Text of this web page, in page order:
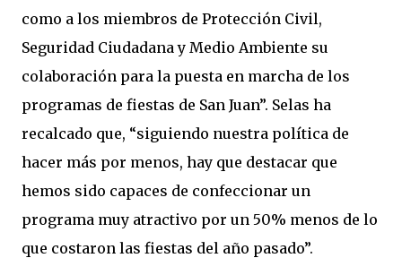
como a los miembros de Protección Civil,
Seguridad Ciudadana y Medio Ambiente su
colaboración para la puesta en marcha de los
programas de fiestas de San Juan”. Selas ha
recalcado que, “siguiendo nuestra política de
hacer más por menos, hay que destacar que
hemos sido capaces de confeccionar un
programa muy atractivo por un 50% menos de lo
que costaron las fiestas del año pasado”.